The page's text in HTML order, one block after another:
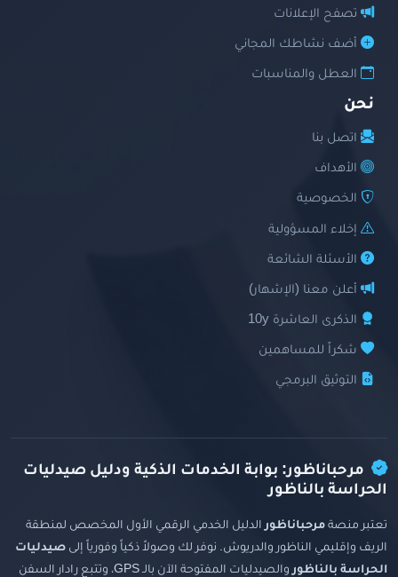
تصفح الإعلانات
أضف نشاطك المجاني
العطل والمناسبات
نحن
اتصل بنا
الأهداف
الخصوصية
إخلاء المسؤولية
الأسئلة الشائعة
أعلن معنا (الإشهار)
الذكرى العاشرة 10y
شكراً للمساهمين
التوثيق البرمجي
مرحباناظور: بوابة الخدمات الذكية ودليل صيدليات
الحراسة بالناظور
تعتبر منصة مرحباناظورالدليل الخدمي الرقمي الأول المخصص لمنطقة
الريف وإقليمي الناظور والدريوش. نوفر لك وصولاً ذكياً وفورياً إلى صيدليات
الحراسة بالناظور
والصيدليات المفتوحة الآن بالـ GPS، وتتبع رادار السفن